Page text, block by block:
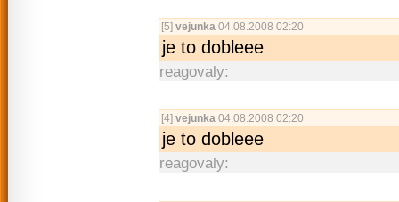
[5] vejunka 04.08.2008 02:20
je to dobleee
reagovaly:
[4] vejunka 04.08.2008 02:20
je to dobleee
reagovaly: